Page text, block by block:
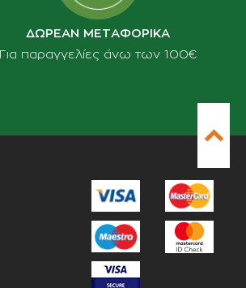
ΔΩΡΕΑΝ ΜΕΤΑΦΟΡΙΚΑ
Για παραγγελίες άνω των 100€